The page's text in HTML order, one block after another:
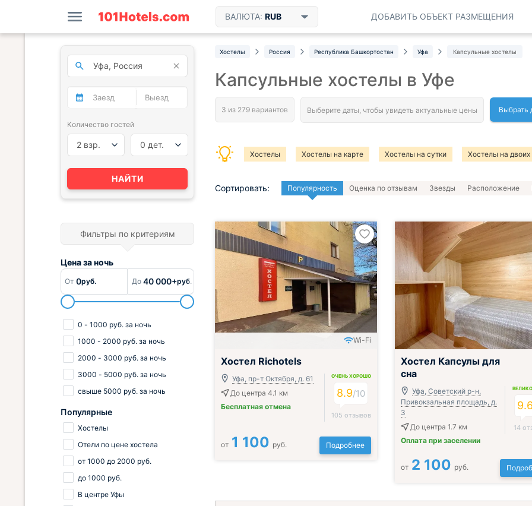
ВАЛЮТА: RUB ДОБАВИТЬ ОБЪЕКТ РАЗМЕЩЕНИЯ
Хостелы Россия Республика Башкортостан Уфа Капсульные хостелы
Капсульные хостелы в Уфе
Выбрать
Хостелы Хостелы на карте Хостелы на сутки Хостелы на двоих
Сортировать: Популярность Оценка по отзывам Звезды Расположение
Wi-Fi
Хостел Richotels
Уфа, пр-т Октября, д. 61
До центра 4.1 км
Бесплатная отмена
ОЧЕНЬ ХОРОШО
8.9/10
105 отзывов
от 1 100 руб. Подробнее
Хостел Капсулы для
сна
Уфа, Советский р-н,
Привокзальная площадь, д.
3
До центра 1.7 км
Оплата при заселении
9.6
14
от 2 100 руб.
Количество гостей
2 взр. 0 дет.
НАЙТИ
Фильтры по критериям
Цена заночь
От 0руб. До 40 000+руб.
0 - 1000 руб. за ночь
1000 - 2000 руб. за ночь
2000 - 3000 руб. за ночь
3000 - 5000 руб. за ночь
свыше 5000 руб. за ночь
Популярные
Хостелы
Отели по цене хостела
от 1000 до 2000 руб.
до 1000 руб.
В центре Уфы